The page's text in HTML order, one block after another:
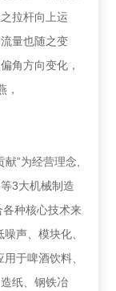
拉杆向上运
量也随之变
角方向变化，
，
”为经营理念,
3大机械制造
种核心技术来
声、模块化、
于啤酒饮料、
纸、钢铁冶